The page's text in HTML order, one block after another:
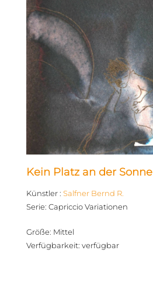
Kein Platz an der Sonne
Künstler: Salfner Bernd R.
Serie: Capriccio Variationen
Größe: Mittel
Verfügbarkeit: verfügbar